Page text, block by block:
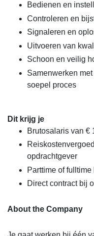
Bedienen en
Controleren en
Signaleren en
Uitvoeren van
Schoon en veilig
Samenwerken
soepel proces
Dit krijg je
Brutosalaris van €
opdrachtgever
Parttime of
Direct contract bij
About the Company